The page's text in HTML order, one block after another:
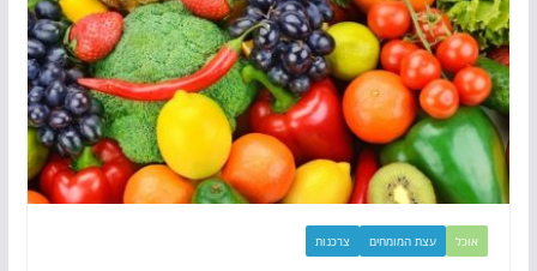
אוכל עצת המומחים צרכנות